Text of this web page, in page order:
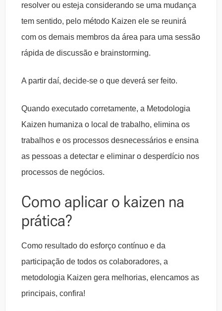
resolver ou esteja considerando se uma mudança
tem sentido, pelo método Kaizen ele se reunirá
com os demais membros da área para uma sessão
rápida de discussão e brainstorming.
A partir daí, decide-se o que deverá ser feito.
Quando executado corretamente, a Metodologia
Kaizen humaniza o local de trabalho, elimina os
trabalhos e os processos desnecessários e ensina
as pessoas a detectar e eliminar o desperdício nos
processos de negócios.
Como aplicar o kaizen na
prática?
Como resultado do esforço contínuo e da
participação de todos os colaboradores, a
metodologia Kaizen gera melhorias, elencamos as
principais, confira!